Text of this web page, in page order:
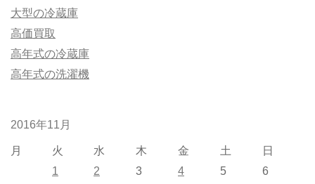
大型の冷蔵庫
高価買取
高年式の冷蔵庫
高年式の洗濯機
2016年11月
月 火 水 木 金 土
日
1
2 3 4 5
6